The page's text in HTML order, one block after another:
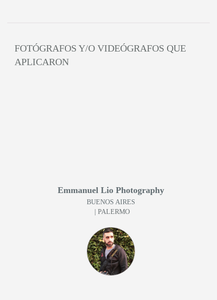
FOTÓGRAFOS Y/O VIDEÓGRAFOS QUE
APLICARON
Emmanuel Lio Photography
BUENOS AIRES
| PALERMO